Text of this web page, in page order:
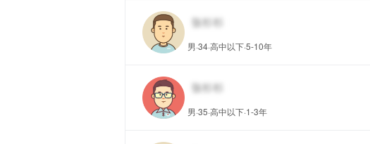
男·34·高中以下·5-10年
男·35·高中以下·1-3年